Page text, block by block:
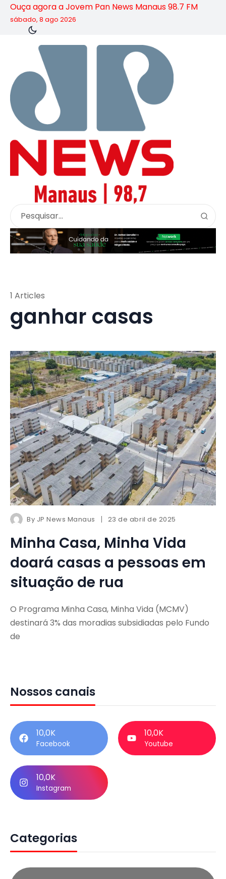
Ouça agora a Jovem Pan News Manaus 98.7 FM
sábado, 8 ago 2026
ganhar casas
1 Articles
By JP News Manaus 23 de abril de 2025
Minha Casa, Minha Vida
doará casas a pessoas em
situação de rua
O Programa Minha Casa, Minha Vida (MCMV)
destinará 3% das moradias subsidiadas pelo Fundo
de
Nossos canais
10,0K
Facebook
10,0K
Youtube
10,0K
Instagram
Categorias